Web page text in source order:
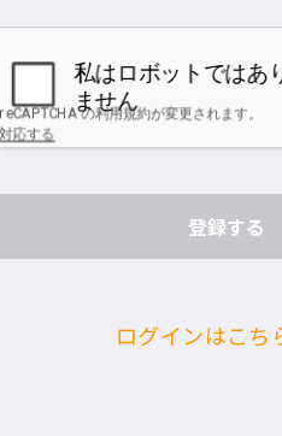
ログインはこち